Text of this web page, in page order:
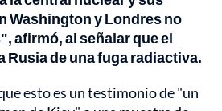
Washington y Londres no
afirmó, al señalar que el
Rusia de una fuga radiactiva.
esto es un testimonio de "un